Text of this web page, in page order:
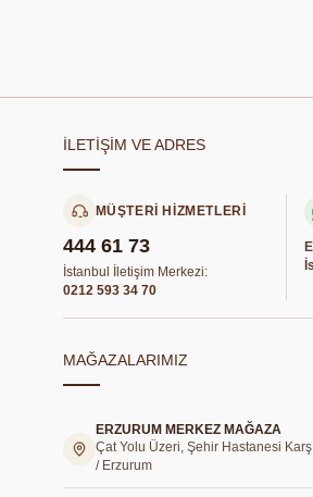
İLETİŞİM VE ADRES
MÜŞTERİ HİZMETLERİ
444 61 73
İstanbul İletişim Merkezi:
0212 593 34 70
MAĞAZALARIMIZ
ERZURUM MERKEZ MAĞAZA
Çat Yolu Üzeri, Şehir Hastanesi
/ Erzurum